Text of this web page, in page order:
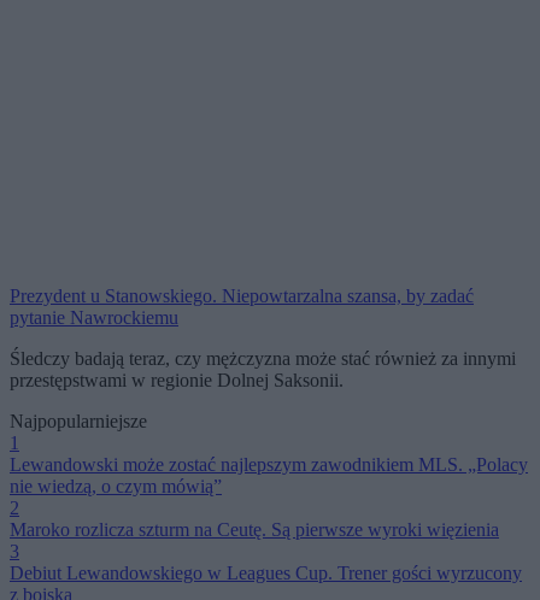
Prezydent u Stanowskiego. Niepowtarzalna szansa, by zadać
pytanie Nawrockiemu
Śledczy badają teraz, czy mężczyzna może stać również za innymi
przestępstwami w regionie Dolnej Saksonii.
Najpopularniejsze
1
Lewandowski może zostać najlepszym zawodnikiem MLS. „Polacy
nie wiedzą, o czym mówią”
2
Maroko rozlicza szturm na Ceutę. Są pierwsze wyroki więzienia
3
Debiut Lewandowskiego w Leagues Cup. Trener gości wyrzucony
z boiska